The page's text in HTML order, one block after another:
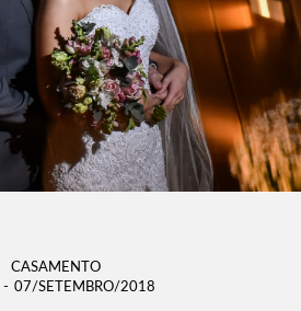
CASAMENTO
07/SETEMBRO/2018